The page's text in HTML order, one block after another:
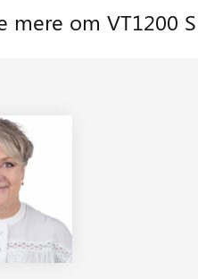
mere om VT1200 S